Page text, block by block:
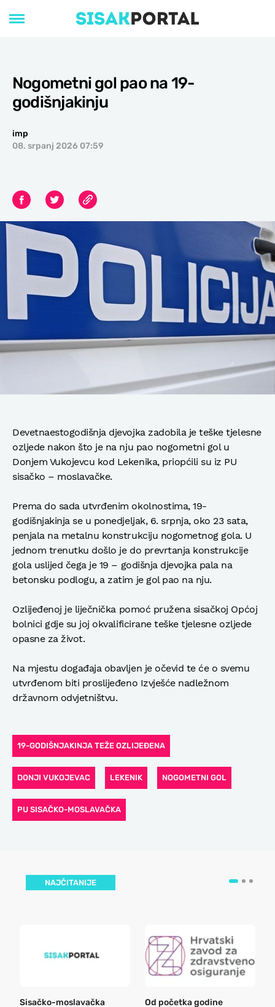
Nogometni gol pao na 19-
godišnjakinju
imp
08. srpanj 2026 07:59
Devetnaestogodišnja djevojka zadobila je teške tjelesne
ozljede nakon što je na nju pao nogometni gol u
Donjem Vukojevcu kod Lekenika, priopćili su iz PU
sisačko – moslavačke.
Prema do sada utvrđenim okolnostima, 19-
godišnjakinja se u ponedjeljak, 6. srpnja, oko 23 sata,
penjala na metalnu konstrukciju nogometnog gola. U
jednom trenutku došlo je do prevrtanja konstrukcije
gola uslijed čega je 19 – godišnja djevojka pala na
betonsku podlogu, a zatim je gol pao na nju.
Ozlijeđenoj je liječnička pomoć pružena sisačkoj Općoj
bolnici gdje su joj okvalificirane teške tjelesne ozljede
opasne za život.
Na mjestu događaja obavljen je očevid te će o svemu
utvrđenom biti proslijeđeno Izvješće nadležnom
državnom odvjetništvu.
19-GODIŠNJAKINJA TEŽE OZLIJEĐENA
DONJI VUKOJEVAC LEKENIK NOGOMETNI GOL
PU SISAČKO-MOSLAVAČKA
NAJČITANIJE
Sisačko-moslavačka
Od početka godine